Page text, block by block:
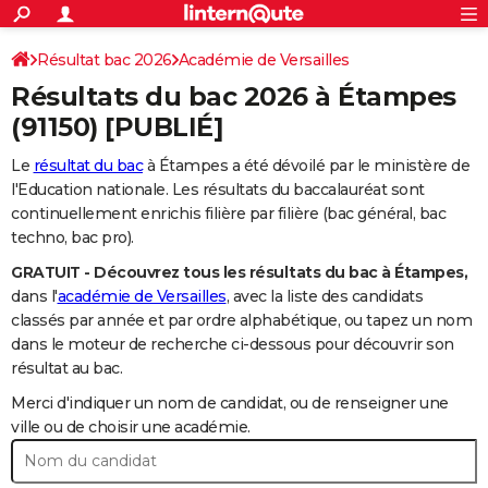
ACTUALITÉS
Politique
Société
Faits Divers
Education
Monde
Villes
+
SPORT
Coupe du monde 2026
Football
Tennis
Cyclisme
Rugby
Forum
FINANCE
Retraite
Impôts
Epargne
Immobilier
Risques naturels par ville
Banque
Assurance
Crédit
Essais
Réserver un essai
Citadines
Berlines
SUV
Forum auto
+
HIGH-TECH
Mobiles
Meilleur smartphone
Internet
Ordinateurs
Jeux vidéo
Guide high-tech
+BRICOLAGE
Forum
Aménagement intérieur
Extérieur
Cuisine
Salle de bains
Jardinage
Rangement
+ WEEK-END
Guides de France
Escapades
Patrimoine
Expositions
Musées
Week-end nature
+
Art de vivre
Bien-être
Loisirs
Mode
Modes de vie
+ SANTE
Alimentation
Guide de la santé
Maladies
Médicaments
Sommeil
VOYAGE
S'inscrire
Connexion
Résultat bac 2026 Académie de Versailles
Résultats du bac 2026 à Étampes
(91150) [PUBLIÉ]
Le résultat du bacà Étampes a été dévoilé par le ministère de
l'Education nationale. Les résultats du baccalauréat sont
continuellement enrichis filière par filière (bac général, bac
techno, bac pro).
GRATUIT - Découvrez tous les résultats du bac à Étampes,
dans l'académie de Versailles, avec la liste des candidats
classés par année et par ordre alphabétique, ou tapez un nom
dans le moteur de recherche ci-dessous pour découvrir son
résultat au bac.
Merci d'indiquer un nom de candidat, ou de renseigner une
ville ou de choisir une académie.